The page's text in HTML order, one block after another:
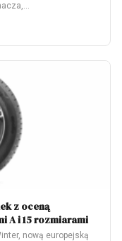
z oceną
A i 15 rozmiarami
nową europejską